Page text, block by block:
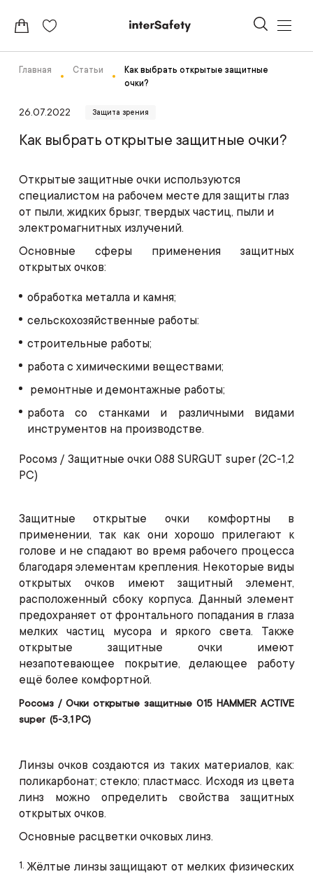
Главная Статьи
Как выбрать открытые защитные
очки?
26.07.2022 Защита зрения
Как выбрать открытые защитные очки?
Открытые защитные очки используются
специалистом на рабочем месте для защиты глаз
от пыли, жидких брызг, твердых частиц, пыли и
электромагнитных излучений.
Основные сферы применения защитных
открытых очков:
обработка металла и камня;
сельскохозяйственные работы:
строительные работы;
работа с химическими веществами;
ремонтные и демонтажные работы;
работа со станками и различными видами
инструментов на производстве.
Росомз / Защитные очки 088 SURGUT super (2C-1,2
PC)
Защитные открытые очки комфортны в
применении, так как они хорошо прилегают к
голове и не спадают во время рабочего процесса
благодаря элементам крепления. Некоторые виды
открытых очков имеют защитный элемент,
расположенный сбоку корпуса. Данный элемент
предохраняет от фронтального попадания в глаза
мелких частиц мусора и яркого света. Также
открытые защитные очки имеют
незапотевающее покрытие, делающее работу
ещё более комфортной.
Росомз / Очки открытые защитные 015 HAMMER ACTIVE
super (5-3,1 PC)
Линзы очков создаются из таких материалов, как:
поликарбонат; стекло; пластмасс. Исходя из цвета
линз можно определить свойства защитных
открытых очков.
Основные расцветки очковых линз.
Жёлтые линзы защищают от мелких физических